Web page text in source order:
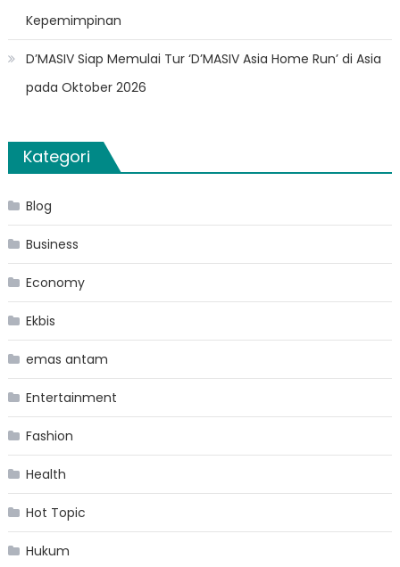
Kepemimpinan
D’MASIV Siap Memulai Tur ‘D’MASIV Asia Home Run’ di Asia
pada Oktober 2026
Kategori
Blog
Business
Economy
Ekbis
emas antam
Entertainment
Fashion
Health
Hot Topic
Hukum